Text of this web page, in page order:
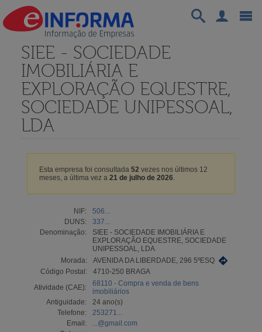
SIEE - SOCIEDADE
IMOBILIÁRIA E
EXPLORAÇÃO EQUESTRE,
SOCIEDADE UNIPESSOAL,
LDA
Esta empresa foi consultada 52 vezes nos últimos 12
meses, a última vez a 21 de julho de 2026.
NIF:
506...
DUNS:
337...
Denominação:
SIEE - SOCIEDADE IMOBILIÁRIA E
EXPLORAÇÃO EQUESTRE, SOCIEDADE
UNIPESSOAL, LDA
Morada:
AVENIDA DA LIBERDADE, 296 5ºESQ
Código Postal:
4710-250 BRAGA
Atividade (CAE):
68110 - Compra e venda de bens
imobiliários
Antiguidade:
24 ano(s)
Telefone:
253271...
Email:
...@gmail.com